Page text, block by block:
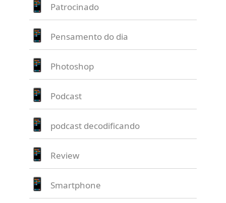
Patrocinado
Pensamento do dia
Photoshop
Podcast
podcast decodificando
Review
Smartphone